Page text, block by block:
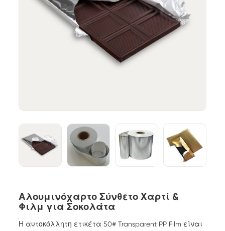
Αλουμινόχαρτο Σύνθετο Χαρτί &
Φιλμ για Σοκολάτα
Η αυτοκόλλητη ετικέτα 50# Transparent PP Film είναι